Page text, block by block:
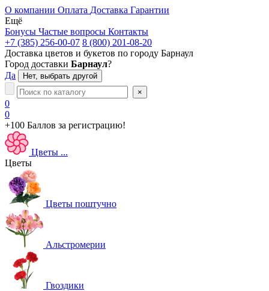
О компании Оплата Доставка Гарантии
Ещё
Бонусы Частые вопросы Контакты
+7 (385) 256-00-07 8 (800) 201-08-20
Доставка цветов и букетов по городу Барнаул
Город доставки Барнаул?
Да
Нет, выбрать другой
×
0
0
+100 Баллов за регистрацию!
Цветы ...
Цветы
Цветы поштучно
Альстромерии
Гвоздики